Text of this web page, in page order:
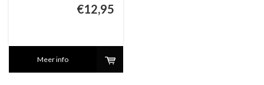
€12,95
Meer info